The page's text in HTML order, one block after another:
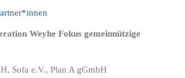
Weyhe Fokus gemeinnützige
Sofa e.V., Plan A gGmbH